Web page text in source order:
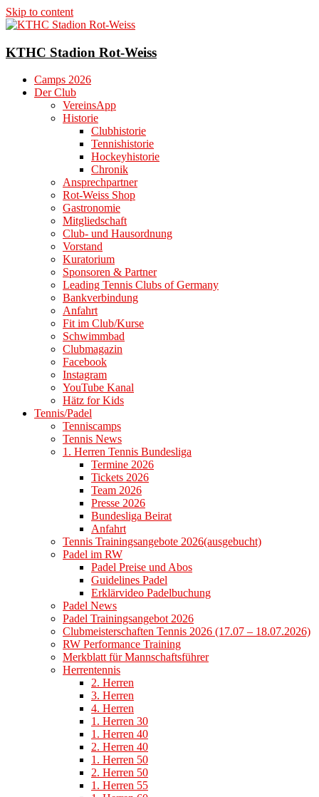
Skip to content
KTHC Stadion Rot-Weiss
Camps 2026
Der Club
VereinsApp
Historie
Clubhistorie
Tennishistorie
Hockeyhistorie
Chronik
Ansprechpartner
Rot-Weiss Shop
Gastronomie
Mitgliedschaft
Club- und Hausordnung
Vorstand
Kuratorium
Sponsoren & Partner
Leading Tennis Clubs of Germany
Bankverbindung
Anfahrt
Fit im Club/Kurse
Schwimmbad
Clubmagazin
Facebook
Instagram
YouTube Kanal
Hätz for Kids
Tennis/Padel
Tenniscamps
Tennis News
1. Herren Tennis Bundesliga
Termine 2026
Tickets 2026
Team 2026
Presse 2026
Bundesliga Beirat
Anfahrt
Tennis Trainingsangebote 2026(ausgebucht)
Padel im RW
Padel Preise und Abos
Guidelines Padel
Erklärvideo Padelbuchung
Padel News
Padel Trainingsangebot 2026
Clubmeisterschaften Tennis 2026 (17.07 – 18.07.2026)
RW Performance Training
Merkblatt für Mannschaftsführer
Herrentennis
2. Herren
3. Herren
4. Herren
1. Herren 30
1. Herren 40
2. Herren 40
1. Herren 50
2. Herren 50
1. Herren 55